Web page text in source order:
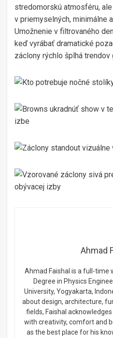
stredomorskú atmosféru,
v priemyselných, minimálne
Umožnenie v filtrovaného
keď vyrábať dramatické
záclony rýchlo šplhá trendov
Ahmad
Ahmad Faishal is a full-time
Degree in Physics
University, Yogyakarta,
about design, architecture,
fields, Faishal
with creativity, comfort and
as the best place for his